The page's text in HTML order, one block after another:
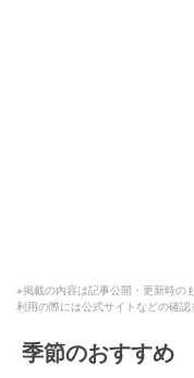
※掲載の内容は記事公開・更新時の
利用の際には公式サイトなどの確認
季節のおすすめ